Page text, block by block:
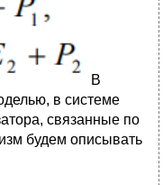
В
в системе
связанные по
будем описывать